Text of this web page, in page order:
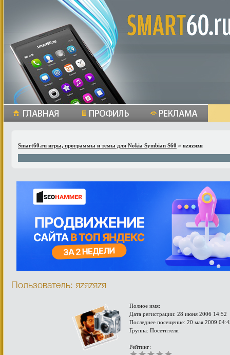
Smart60.ru игры, программы и темы для Nokia Symbian S60 » яzяzяzя
Пользователь: яzяzяzя
Полное имя:
Дата регистрации: 28 июня 2006 14:52
Последнее посещение: 20 мая 2009
Группа: Посетители
Рейтинг: